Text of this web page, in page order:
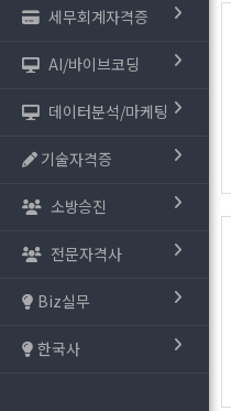
세무회계자격증
AI/바이브코딩
데이터분석/마케팅
기술자격증
소방승진
전문자격사
Biz실무
한국사